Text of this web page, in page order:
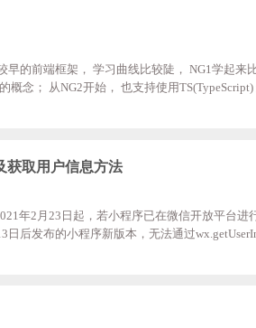
的前端框架， 学习曲线比较陡， NG1学起来
念； 从NG2开始， 也支持使用
获取用户信息方法
年2月23日起，若小程序已在微信开放平台进
后发布的小程序新版本，无法通过